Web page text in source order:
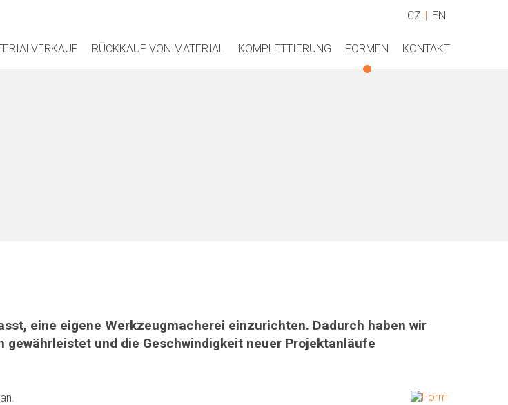
RÜCKKAUF VON MATERIAL KOMPLETTIERUNG FORMEN KONTAKT
CZ EN
eine eigene Werkzeugmacherei einzurichten. Dadurch haben wir
und die Geschwindigkeit neuer Projektanläufe